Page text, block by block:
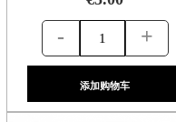
- +
添加购物车